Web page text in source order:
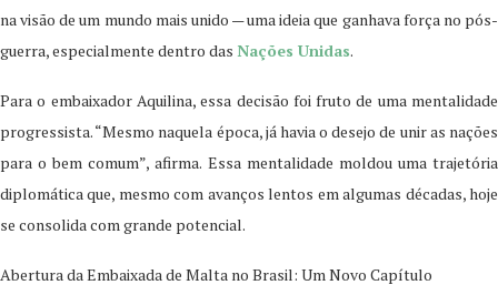
na visão de um mundo mais unido — uma ideia que ganhava força no pós-
guerra, especialmente dentro das Nações Unidas.
Para o embaixador Aquilina, essa decisão foi fruto de uma mentalidade
progressista. “Mesmo naquela época, já havia o desejo de unir as nações
para o bem comum”, afirma. Essa mentalidade moldou uma trajetória
diplomática que, mesmo com avanços lentos em algumas décadas, hoje
se consolida com grande potencial.
Abertura da Embaixada de Malta no Brasil: Um Novo Capítulo